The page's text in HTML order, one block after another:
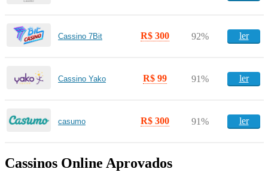
Cassino 7Bit R$ 300 92% ler
Cassino Yako R$ 99 91% ler
casumo R$ 300 91% ler
Cassinos Online Aprovados